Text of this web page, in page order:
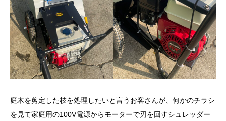
庭木を剪定した枝を処理したいと言うお客さんが、何かのチラシ
を見て家庭用の100V電源からモーターで刃を回すシュレッダー